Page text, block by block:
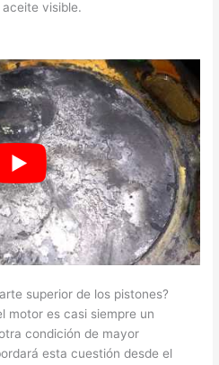
visible.
superior de los pistones?
motor es casi siempre un
condición de mayor
esta cuestión desde el